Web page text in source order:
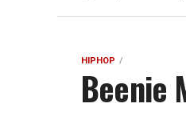
HIPHOP
Beenie